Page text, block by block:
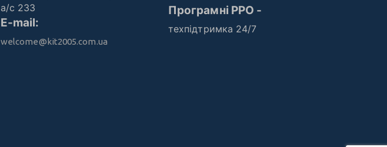
а/с 233
E-mail:
welcome@kit2005.com.ua
Програмні РРО -
техпідтримка 24/7